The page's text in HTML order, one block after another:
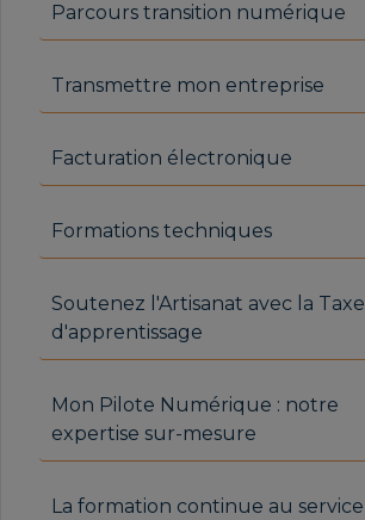
Parcours transition numérique
Transmettre mon entreprise
Facturation électronique
Formations techniques
Soutenez l'Artisanat avec la Taxe
d'apprentissage
Mon Pilote Numérique : notre
expertise sur-mesure
La formation continue au service